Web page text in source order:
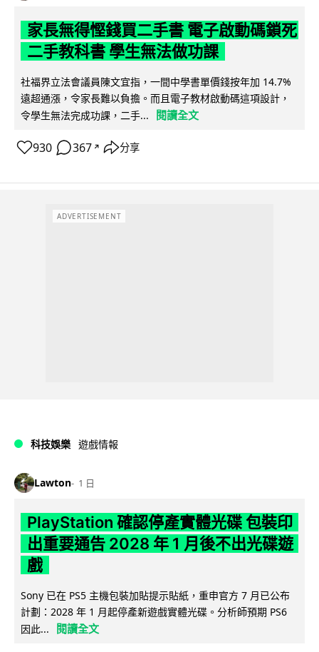
家長無得慳錢買二手書 電子啟動碼鎖死
二手教科書 學生無法做功課
社福界立法會議員陳文宜指，一間中學書單價錢按年加 14.7%
遠超通漲，令家長難以負擔。而且電子教材啟動碼這項設計，
令學生無法完成功課，二手...
閱讀全文
930 367 ↗ 分享
ADVERTISEMENT
科技娛樂 遊戲情報
Lawton 1 日
PlayStation 確認停產實體光碟 包裝印
出重要通告 2028 年 1 月後不出光碟遊
戲
Sony 已在 PS5 主機包裝加貼提示貼紙，重申官方 7 月已公布
計劃：2028 年 1 月起停產新遊戲實體光碟。分析師預期 PS6
因此...
閱讀全文